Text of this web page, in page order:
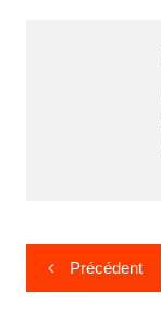
Navigation
de
Précédent